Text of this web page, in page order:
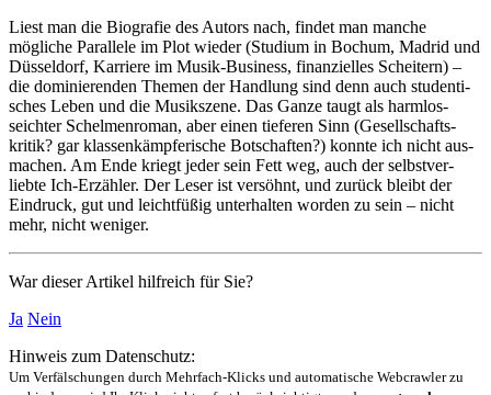
Liest man die Biografie des Autors nach, findet man manche
mögliche Parallele im Plot wieder (Studium in Bochum, Madrid und
Düssel­dorf, Karriere im Musik-Business, finan­zielles Scheitern) –
die dominie­renden Themen der Handlung sind denn auch studenti­
sches Leben und die Musik­szene. Das Ganze taugt als harmlos-
seichter Schelmen­roman, aber einen tieferen Sinn (Gesell­schafts­
kritik? gar klassen­kämpferi­sche Bot­schaften?) konnte ich nicht aus­
machen. Am Ende kriegt jeder sein Fett weg, auch der selbstver­
liebte Ich-Erzähler. Der Leser ist versöhnt, und zurück bleibt der
Eindruck, gut und leicht­füßig unter­halten worden zu sein – nicht
mehr, nicht weniger.
War dieser Artikel hilfreich für Sie?
Ja Nein
Hinweis zum Datenschutz:
Um Verfälschungen durch Mehrfach-Klicks und automatische Webcrawler zu